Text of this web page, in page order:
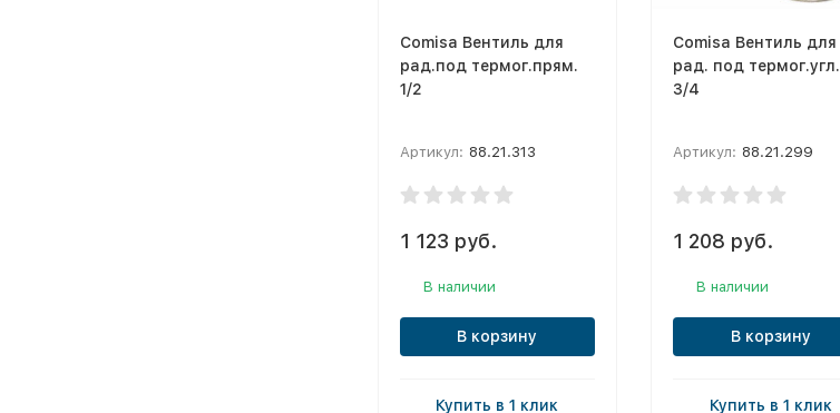
Comisa Вентиль для
рад.под термог.прям.
1/2
Артикул: 88.21.313
1 123 руб.
В наличии
В корзину
Купить в 1 клик
Comisa Вентиль для
рад. под термог.угл.
3/4
Артикул: 88.21.299
1 208 руб.
В наличии
В корзину
Купить в 1 клик